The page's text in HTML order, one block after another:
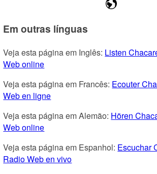
Em outras línguas
Veja esta página em Inglês: Listen
Web online
Veja esta página em Francês: Ecouter
Web en ligne
Veja esta página em Alemão: Hören
Web online
Veja esta página em Espanhol: Escuchar
Radio Web en vivo